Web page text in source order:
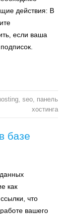
действия: В
если ваша
, seo, панель
хостинга
базе
как
что
вашего